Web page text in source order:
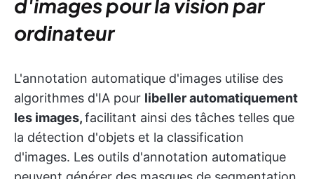
d'images pour la vision par
ordinateur
L'annotation automatique d'images utilise des
algorithmes d'IA pour libeller automatiquement
les images,facilitant ainsi des tâches telles que
la détection d'objets et la classification
d'images. Les outils d'annotation automatique